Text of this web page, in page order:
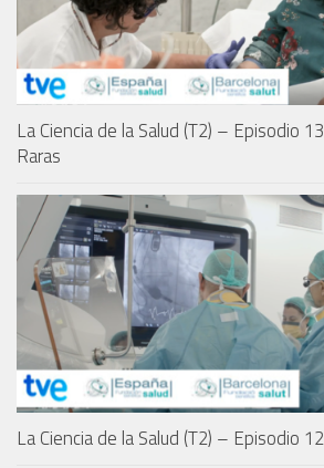
La Ciencia de la Salud (T2) – Episodio
Raras
La Ciencia de la Salud (T2) – Episodio